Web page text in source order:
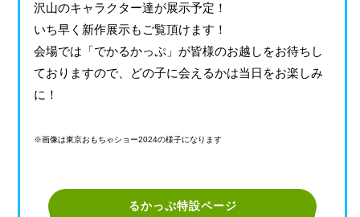
沢山のキャラクター達が展示予定！
いち早く新作展示もご覧頂けます！
会場では「でかるかっぷ」が皆様のお越しをお待ちし
ておりますので、どの子に会えるかは当日をお楽しみ
に！
※画像は東京おもちゃショー2024の様子になります
るかっぷ特設ページ